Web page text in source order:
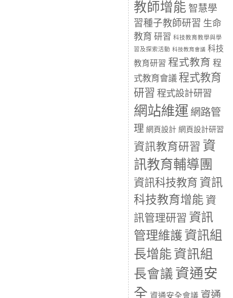
教師增能 智慧學
習種子教師研習 生命
教育 研習 科技教育教學與學
習及探索活動 科技教育會議 科技
教育研習 程式教育 程
式教育會議 程式教育
研習 程式設計研習
網站維運 網路管
理 網頁設計 網頁設計研習
資訊教育研習 資
訊教育輔導團
資訊科技教育 資訊
科技教育增能 資
訊管理研習 資訊
管理維護 資訊組
長增能資訊組
長會議 資通安
全 資通安全會議 資通